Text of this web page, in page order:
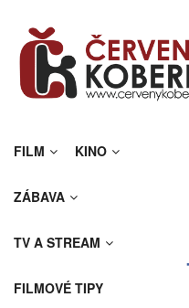
FILM KINO
ZÁBAVA
TV A STREAM
FILMOVÉ TIPY